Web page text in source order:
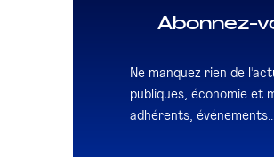
Abonnez-
Ne manquez rien de
publiques, économie et
adhérents,